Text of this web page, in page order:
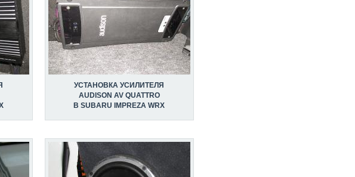
УСТАНОВКА УСИЛИТЕЛЯ
AUDISON AV QUATTRO
В SUBARU IMPREZA WRX